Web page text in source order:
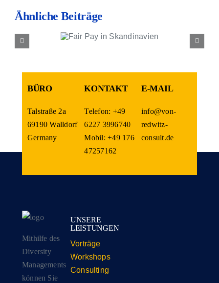
Ähnliche Beiträge
Pay in
BÜRO
Talstraße 2a
69190 Walldorf
Germany
KONTAKT
Telefon: +49
6227 3996740
Mobil: +49 176
47257162
E-MAIL
info@von-
redwitz-
consult.de
Mithilfe des
Diversity
Managements
können Sie
UNSERE
LEISTUNGEN
Vorträge
Workshops
Consulting